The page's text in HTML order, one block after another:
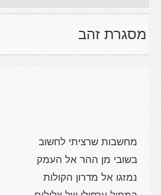
מסגרת זהב